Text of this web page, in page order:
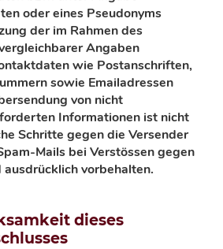
oder eines Pseudonyms
der im Rahmen des
Angaben
wie Postanschriften,
sowie Emailadressen
von nicht
Informationen ist nicht
Schritte gegen die Versender
Mails bei Verstössen gegen
vorbehalten.
dieses